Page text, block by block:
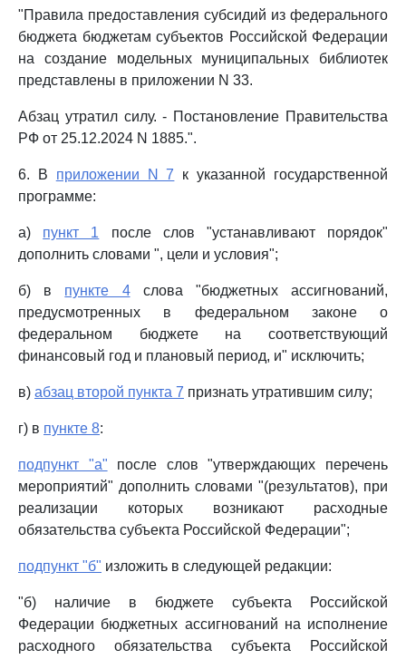
"Правила предоставления субсидий из федерального
бюджета бюджетам субъектов Российской Федерации
на создание модельных муниципальных библиотек
представлены в приложении N 33.
Абзац утратил силу. - Постановление Правительства
РФ от 25.12.2024 N 1885.".
6. В приложении N 7 к указанной государственной
программе:
а) пункт 1 после слов "устанавливают порядок"
дополнить словами ", цели и условия";
б) в пункте 4слова "бюджетных ассигнований,
предусмотренных в федеральном законе о
федеральном бюджете на соответствующий
финансовый год и плановый период, и" исключить;
в) абзац второй пункта 7 признать утратившим силу;
г) в пункте 8:
подпункт "а" после слов "утверждающих перечень
мероприятий" дополнить словами "(результатов), при
реализации которых возникают расходные
обязательства субъекта Российской Федерации";
подпункт "б" изложить в следующей редакции:
"б) наличие в бюджете субъекта Российской
Федерации бюджетных ассигнований на исполнение
расходного обязательства субъекта Российской